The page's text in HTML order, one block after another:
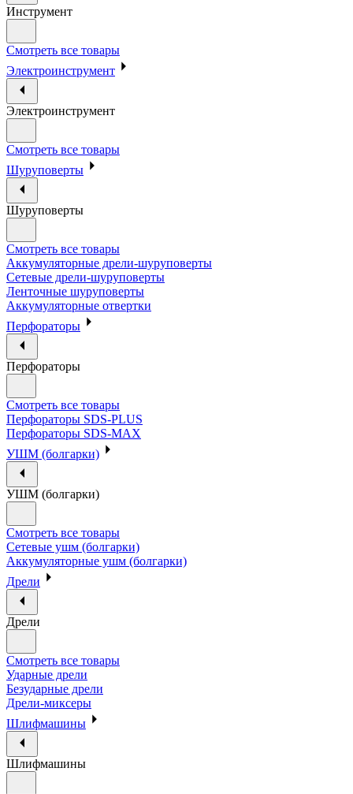
Инструмент
Смотреть все товары
Электроинструмент
Электроинструмент
Смотреть все товары
Шуруповерты
Шуруповерты
Смотреть все товары
Аккумуляторные дрели-шуруповерты
Сетевые дрели-шуруповерты
Ленточные шуруповерты
Аккумуляторные отвертки
Перфораторы
Перфораторы
Смотреть все товары
Перфораторы SDS-PLUS
Перфораторы SDS-MAX
УШМ (болгарки)
УШМ (болгарки)
Смотреть все товары
Сетевые ушм (болгарки)
Аккумуляторные ушм (болгарки)
Дрели
Дрели
Смотреть все товары
Ударные дрели
Безударные дрели
Дрели-миксеры
Шлифмашины
Шлифмашины